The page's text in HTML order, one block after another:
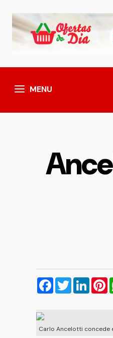
MENU
Facebook
Twitter
Carlo Ancelotti concede